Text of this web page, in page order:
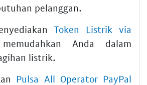
pelanggan.
Token Listrik via
Anda dalam
listrik.
Pulsa All Operator PayPal